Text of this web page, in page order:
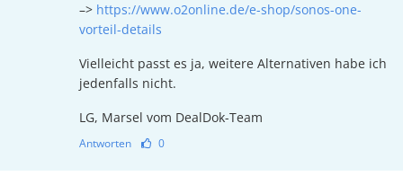
–> https://www.o2online.de/e-shop/sonos-one-
vorteil-details
Vielleicht passt es ja, weitere Alternativen habe ich
jedenfalls nicht.
LG, Marsel vom DealDok-Team
Antworten 0